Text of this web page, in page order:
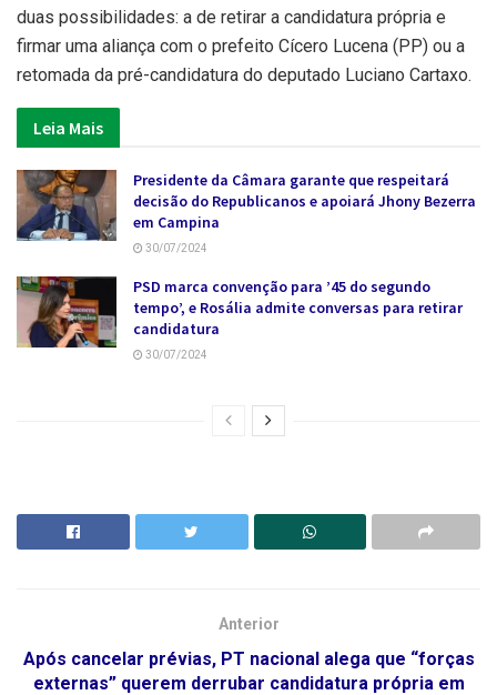
duas possibilidades: a de retirar a candidatura própria e
firmar uma aliança com o prefeito Cícero Lucena (PP) ou a
retomada da pré-candidatura do deputado Luciano Cartaxo.
Leia Mais
Presidente da Câmara garante que respeitará
decisão do Republicanos e apoiará Jhony Bezerra
em Campina
30/07/2024
PSD marca convenção para ’45 do segundo
tempo’, e Rosália admite conversas para retirar
candidatura
30/07/2024
Anterior
Após cancelar prévias, PT nacional alega que “forças
externas” querem derrubar candidatura própria em